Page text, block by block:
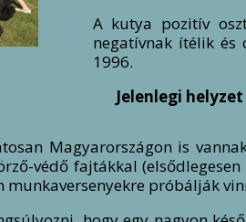
A kutya pozitív
negatívnak ítélik és
1996.
Jelenlegi
Magyarországon is
védő fajtákkal
próbálják